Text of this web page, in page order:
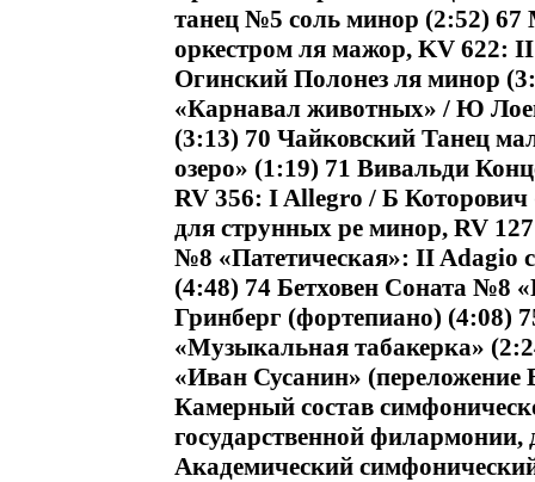
танец №5 соль минор (2:52) 67
оркестром ля мажор, KV 622:
Огинский Полонез ля минор
«Карнавал животных» / Ю
(3:13) 70 Чайковский Танец
озеро» (1:19) 71 Вивальди
RV 356: I Allegro / Б
для струнных ре минор, RV
№8 «Патетическая»: II Adagio
(4:48) 74 Бетховен Соната №8
Гринберг (фортепиано) (4:08)
«Музыкальная табакерка»
«Иван Сусанин»
Камерный состав
государственной
Академический